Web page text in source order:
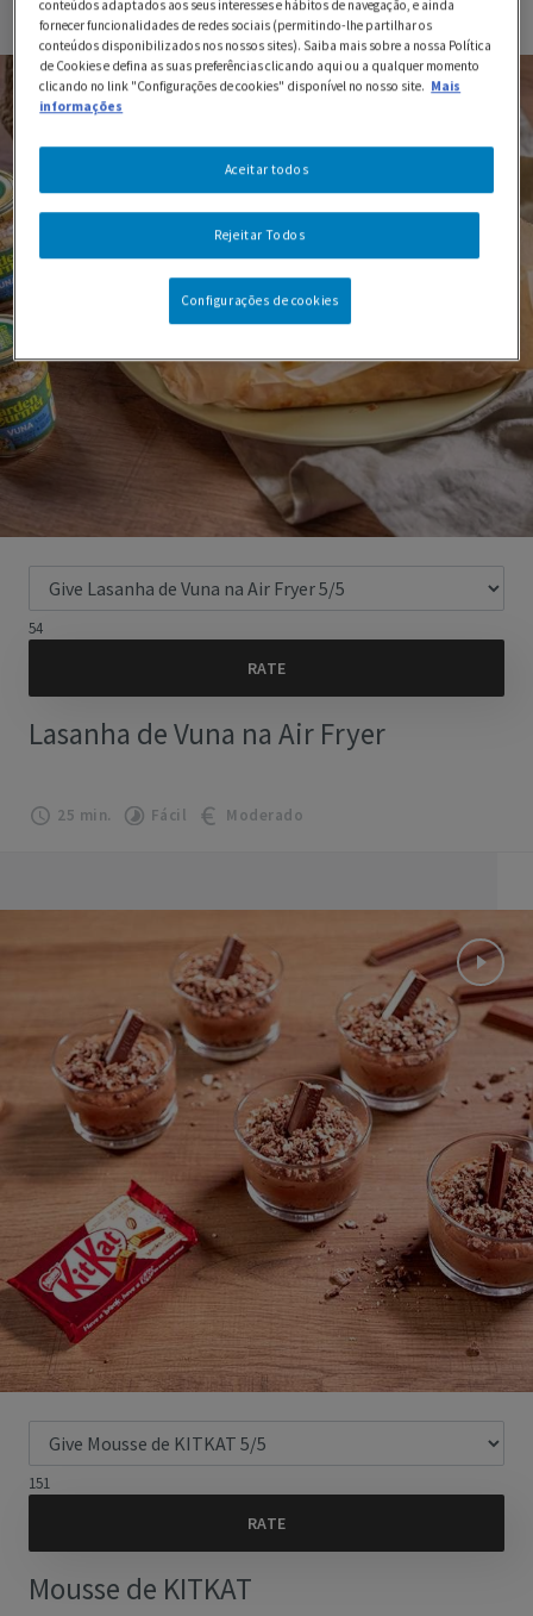
54
Lasanha de Vuna na Air Fryer
25 min. Fácil Moderado
151
Mousse de KITKAT
conteúdos adaptados aos seus interesses e hábitos de navegação, e ainda
fornecer funcionalidades de redes sociais (permitindo-lhe partilhar os
conteúdos disponibilizados nos nossos sites). Saiba mais sobre a nossa Política
de Cookies e defina as suas preferências clicando aqui ou a qualquer momento
clicando no link "Configurações de cookies" disponível no nosso site. Mais
informações
Rejeitar Todos
Aceitar todos
Configurações de cookies